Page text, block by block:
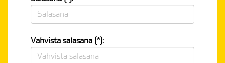
Vahvista salasana (*):